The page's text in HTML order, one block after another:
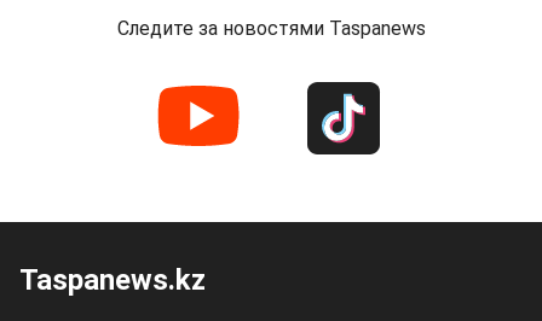
Следите за новостями Taspanews
Taspanews.kz